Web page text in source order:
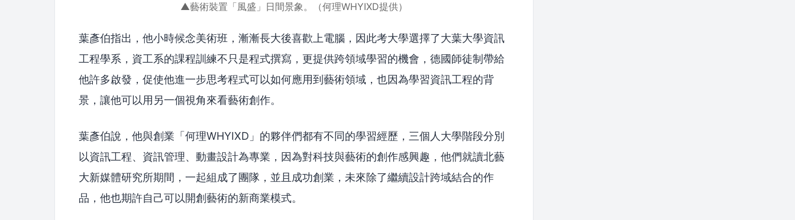
▲藝術裝置「風盛」日間景象。（何理WHYIXD提供）
葉彥伯指出，他小時候念美術班，漸漸長大後喜歡上電腦，因此考大學選擇了大葉大學資訊
工程學系，資工系的課程訓練不只是程式撰寫，更提供跨領域學習的機會，德國師徒制帶給
他許多啟發，促使他進一步思考程式可以如何應用到藝術領域，也因為學習資訊工程的背
景，讓他可以用另一個視角來看藝術創作。
葉彥伯說，他與創業「何理WHYIXD」的夥伴們都有不同的學習經歷，三個人大學階段分別
以資訊工程、資訊管理、動畫設計為專業，因為對科技與藝術的創作感興趣，他們就讀北藝
大新媒體研究所期間，一起組成了團隊，並且成功創業，未來除了繼續設計跨域結合的作
品，他也期許自己可以開創藝術的新商業模式。